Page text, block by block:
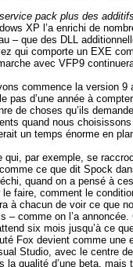
pack plus des
XP l’a enrichi de
– que des DLL
qui comporte un EXE
avec VFP9
commence la version 9
d’une année à
de choses qu’ils
quand nous
un temps énorme en
par exemple, se
ce que dit Spock
quand on a pensé à
faire, comment le
à chacun de voir ce que
comme on l’a
six mois jusqu’à ce
Fox devient comme une
Studio, avec le centre
la qualité d’une beta,